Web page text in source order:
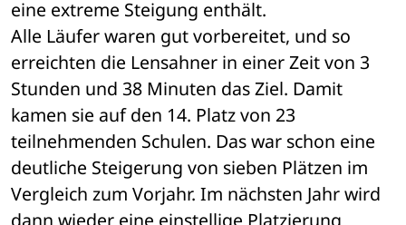
eine extreme Steigung enthält.
Alle Läufer waren gut vorbereitet, und so
erreichten die Lensahner in einer Zeit von 3
Stunden und 38 Minuten das Ziel. Damit
kamen sie auf den 14. Platz von 23
teilnehmenden Schulen. Das war schon eine
deutliche Steigerung von sieben Plätzen im
Vergleich zum Vorjahr. Im nächsten Jahr wird
dann wieder eine einstellige Platzierung